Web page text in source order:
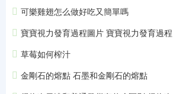
可樂雞翅怎么做好吃又簡單嗎
寶寶視力發育過程圖片 寶寶視力發育過程
草莓如何榨汁
金剛石的熔點 石墨和金剛石的熔點